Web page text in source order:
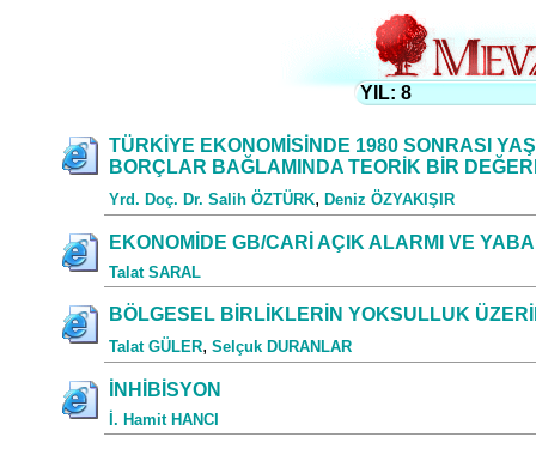
YIL: 8
TÜRKİYE EKONOMİSİNDE 1980 SONRASI
BORÇLAR BAĞLAMINDA TEORİK BİR
Yrd. Doç. Dr. Salih ÖZTÜRK, Deniz ÖZYAKIŞIR
EKONOMİDE GB/CARİ AÇIK ALARMI VE
Talat SARAL
BÖLGESEL BİRLİKLERİN YOKSULLUK
Talat GÜLER, Selçuk DURANLAR
İNHİBİSYON
İ. Hamit HANCI